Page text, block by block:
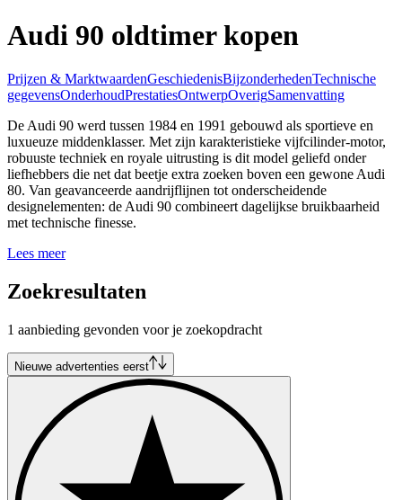
Audi 90 oldtimer kopen
Prijzen & MarktwaardenGeschiedenisBijzonderhedenTechnische
gegevensOnderhoudPrestatiesOntwerpOverigSamenvatting
De Audi 90 werd tussen 1984 en 1991 gebouwd als sportieve en
luxueuze middenklasser. Met zijn karakteristieke vijfcilinder-motor,
robuuste techniek en royale uitrusting is dit model geliefd onder
liefhebbers die net dat beetje extra zoeken boven een gewone Audi
80. Van geavanceerde aandrijflijnen tot onderscheidende
designelementen: de Audi 90 combineert dagelijkse bruikbaarheid
met technische finesse.
Lees meer
Zoekresultaten
1 aanbieding gevonden voor je zoekopdracht
Nieuwe advertenties eerst